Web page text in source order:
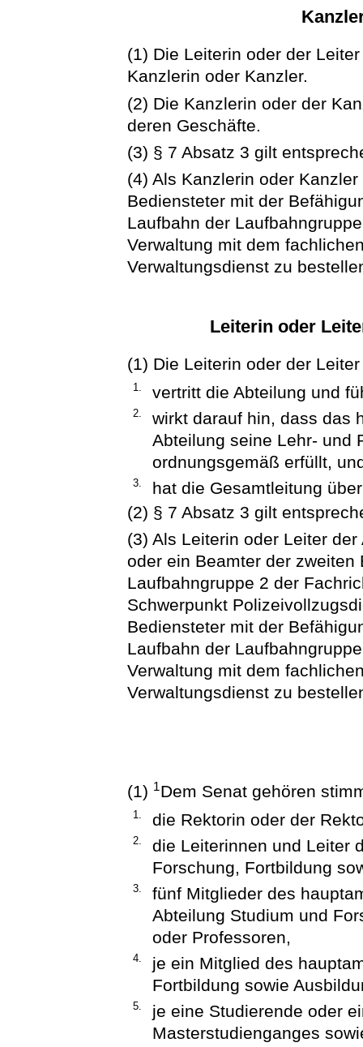
(1) Die Leiterin oder der
Kanzlerin oder Kanzler.
(2) Die Kanzlerin oder der
deren Geschäfte.
(3) § 7 Absatz 3 gilt
(4) Als Kanzlerin oder
Bediensteter mit der
Laufbahn der
Verwaltung mit dem
Verwaltungsdienst zu
Leiterin oder
(1) Die Leiterin oder der
1. vertritt die Abteilung und
2.
wirkt darauf hin, dass das
Abteilung seine Lehr- und
ordnungsgemäß erfüllt,
3.
hat die Gesamtleitung
(2) § 7 Absatz 3 gilt
(3) Als Leiterin oder Leiter
oder ein Beamter der
Laufbahngruppe 2 der
Schwerpunkt
Bediensteter mit der
Laufbahn der
Verwaltung mit dem
Verwaltungsdienst zu
(1) 1Dem Senat gehören
1. die Rektorin oder der
2.
die Leiterinnen und Leiter
Forschung, Fortbildung
3.
fünf Mitglieder des
Abteilung Studium und
oder Professoren,
4.
je ein Mitglied des
Fortbildung sowie
5.
je eine Studierende oder
Masterstudienganges